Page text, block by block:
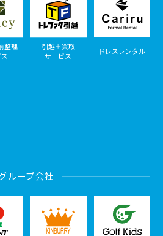
整理
引越＋買取
サービス
ドレスレンタル
ループ会社